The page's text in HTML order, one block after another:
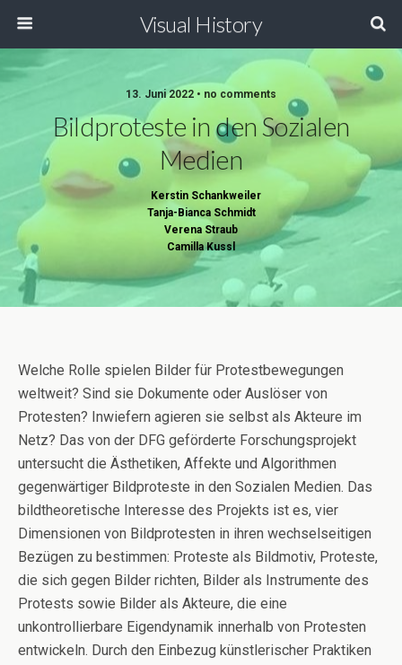
Visual History
13. Juni 2022 • no comments
Bildproteste in den Sozialen
Medien
Kerstin Schankweiler
Tanja-Bianca Schmidt
Verena Straub
Camilla Kussl
Welche Rolle spielen Bilder für Protestbewegungen
weltweit? Sind sie Dokumente oder Auslöser von
Protesten? Inwiefern agieren sie selbst als Akteure im
Netz? Das von der DFG geförderte Forschungsprojekt
untersucht die Ästhetiken, Affekte und Algorithmen
gegenwärtiger Bildproteste in den Sozialen Medien. Das
bildtheoretische Interesse des Projekts ist es, vier
Dimensionen von Bildprotesten in ihren wechselseitigen
Bezügen zu bestimmen: Proteste als Bildmotiv, Proteste,
die sich gegen Bilder richten, Bilder als Instrumente des
Protests sowie Bilder als Akteure, die eine
unkontrollierbare Eigendynamik innerhalb von Protesten
entwickeln. Durch den Einbezug künstlerischer Praktiken